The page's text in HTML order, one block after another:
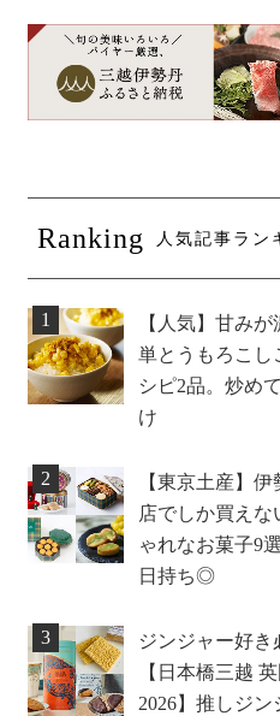
Ranking 人気記事ラン
1
【人気】甘み
単とうもろこし
シピ2品。炒め
け
2
【東京土産】
店でしか買えな
ゃれなお菓子9
日持ち◎
3
ジンジャー好き
【日本橋三越
2026】推しジン